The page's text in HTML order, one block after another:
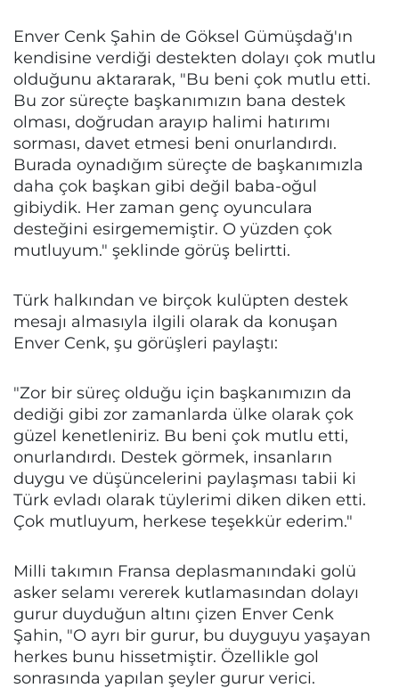
Enver Cenk Şahin de Göksel Gümüşdağ'ın
kendisine verdiği destekten dolayı çok mutlu
olduğunu aktararak, "Bu beni çok mutlu etti.
Bu zor süreçte başkanımızın bana destek
olması, doğrudan arayıp halimi hatırımı
sorması, davet etmesi beni onurlandırdı.
Burada oynadığım süreçte de başkanımızla
daha çok başkan gibi değil baba-oğul
gibiydik. Her zaman genç oyunculara
desteğini esirgememiştir. O yüzden çok
mutluyum." şeklinde görüş belirtti.
Türk halkından ve birçok kulüpten destek
mesajı almasıyla ilgili olarak da konuşan
Enver Cenk, şu görüşleri paylaştı:
"Zor bir süreç olduğu için başkanımızın da
dediği gibi zor zamanlarda ülke olarak çok
güzel kenetleniriz. Bu beni çok mutlu etti,
onurlandırdı. Destek görmek, insanların
duygu ve düşüncelerini paylaşması tabii ki
Türk evladı olarak tüylerimi diken diken etti.
Çok mutluyum, herkese teşekkür ederim."
Milli takımın Fransa deplasmanındaki golü
asker selamı vererek kutlamasından dolayı
gurur duyduğun altını çizen Enver Cenk
Şahin, "O ayrı bir gurur, bu duyguyu yaşayan
herkes bunu hissetmiştir. Özellikle gol
sonrasında yapılan şeyler gurur verici.